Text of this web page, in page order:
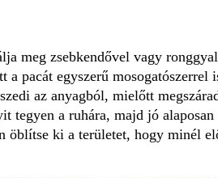
meg zsebkendővel vagy
a pacát egyszerű
az anyagból, mielőtt
tegyen a ruhára, majd jó
öblítse ki a területet, hogy minél